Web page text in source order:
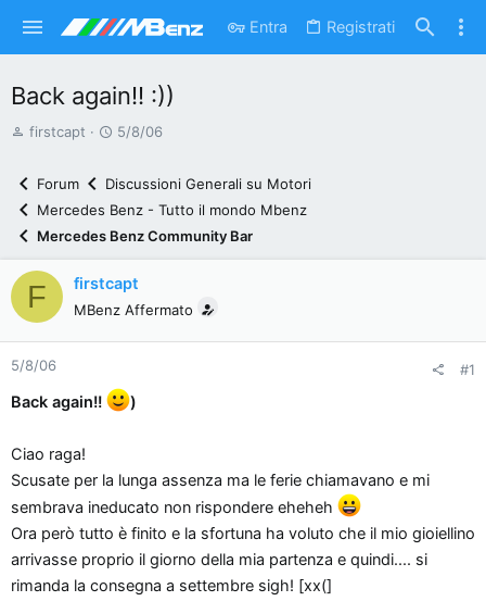
Entra Registrati
Back again!! :))
A
d
s
c
u
o
n
e
firstcapt
D
t
a
n
z
o
5/8/06
Forum
Discussioni Generali su Motori
Mercedes Benz - Tutto il mondo Mbenz
Mercedes Benz Community Bar
F firstcapt
MBenz Affermato
5/8/06 #1
Back again!! )
Ciao raga!
Scusate per la lunga assenza ma le ferie chiamavano e mi
sembrava ineducato non rispondere eheheh
Ora però tutto è finito e la sfortuna ha voluto che il mio gioiellino
arrivasse proprio il giorno della mia partenza e quindi.... si
rimanda la consegna a settembre sigh! [xx(]